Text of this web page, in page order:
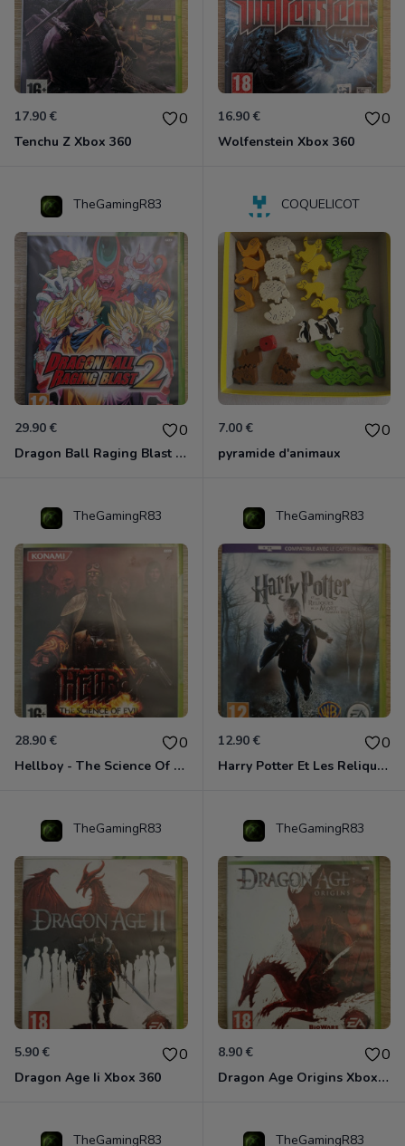
17.90 € 0
Tenchu Z Xbox 360
16.90 € 0
Wolfenstein Xbox 360
TheGamingR83
29.90 € 0
Dragon Ball Raging Blast 2 Xbox 360
COQUELICOT
7.00 € 0
pyramide d'animaux
TheGamingR83
28.90 € 0
Hellboy - The Science Of Evil Xbox 360
TheGamingR83
12.90 € 0
Harry Potter Et Les Reliques De La Mort - 1ère Partie Xbox 360
TheGamingR83
5.90 € 0
Dragon Age Ii Xbox 360
TheGamingR83
8.90 € 0
Dragon Age Origins Xbox 360
TheGamingR83 TheGamingR83